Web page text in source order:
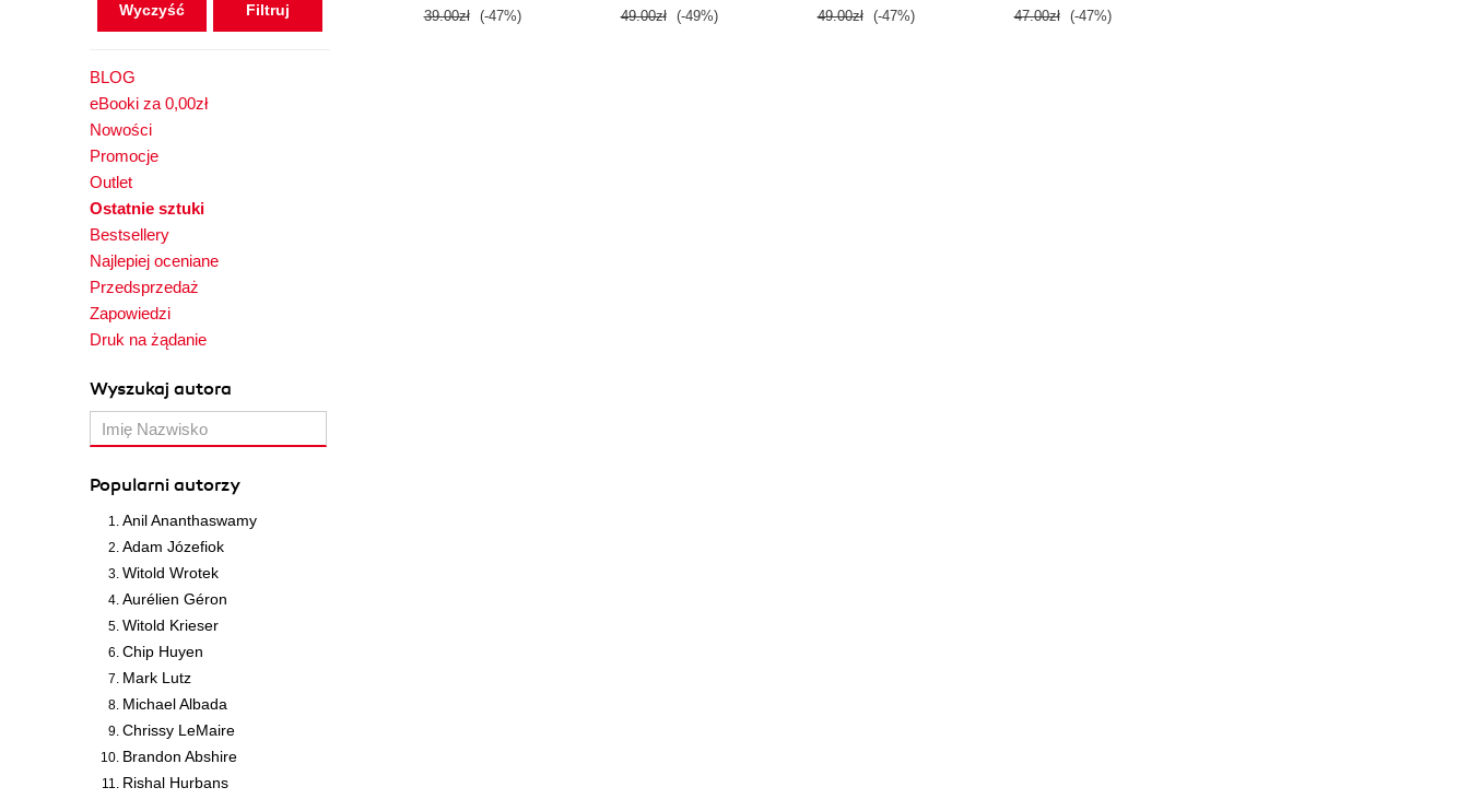
Wyczyść
BLOG
eBooki za 0,00zł
Nowości
Promocje
Outlet
Ostatnie sztuki
Bestsellery
Najlepiej oceniane
Przedsprzedaż
Zapowiedzi
Druk na żądanie
Wyszukaj autora
Popularni autorzy
Anil Ananthaswamy
Adam Józefiok
Witold Wrotek
Aurélien Géron
Witold Krieser
Chip Huyen
Mark Lutz
Michael Albada
Chrissy LeMaire
Brandon Abshire
Rishal Hurbans
39.00zł (-47%) 49.00zł (-49%) 49.00zł (-47%) 47.00zł (-47%)